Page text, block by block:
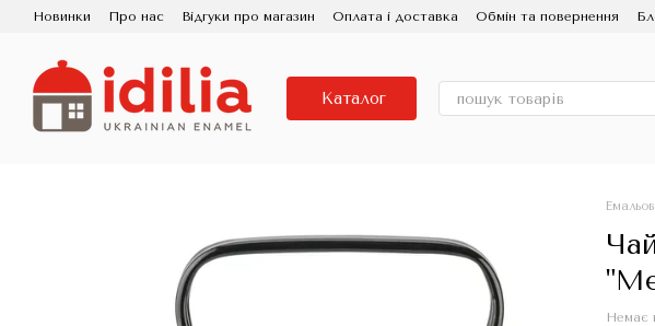
Перейти до основного контенту
Новинки Про нас Відгуки про магазин Оплата і доставка Обмін та повернення
Порцелянова Емаль
Каталог
Немає